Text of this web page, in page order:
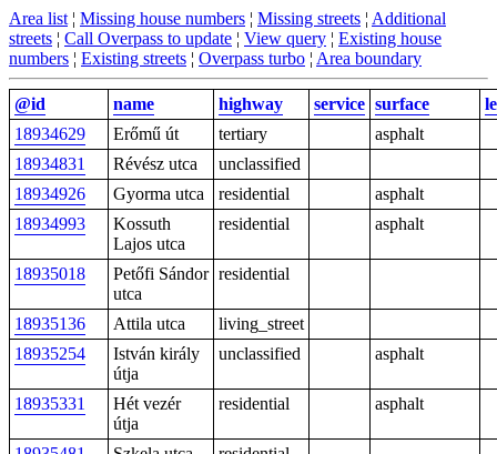
Area list ¦ Missing house numbers ¦ Missing streets ¦ Additional
streets ¦ Call Overpass to update ¦ View query ¦ Existing house
numbers ¦ Existing streets ¦ Overpass turbo ¦ Area boundary
@id name highway service surface
18934629
Erőmű út tertiary
asphalt
18934831
Révész utca
unclassified
18934926
Gyorma utca residential
asphalt
18934993
Kossuth
Lajos utca
residential asphalt
18935018
Petőfi Sándor
utca
residential
18935136 Attila utca
living_street
18935254
István király
útja
unclassified asphalt
18935331
Hét vezér
útja
residential asphalt